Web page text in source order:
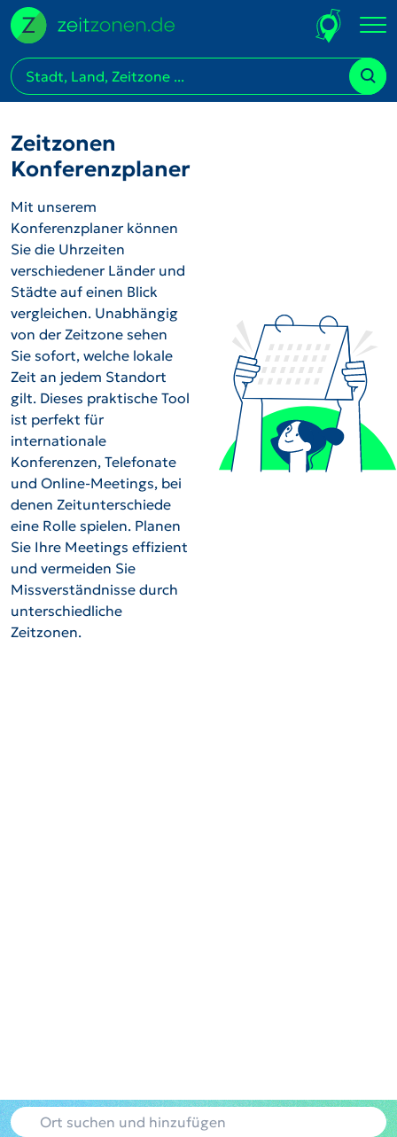
Zeitzonen
Konferenzplaner
Mit unserem
Konferenzplaner können
Sie die Uhrzeiten
verschiedener Länder und
Städte auf einen Blick
vergleichen. Unabhängig
von der Zeitzone sehen
Sie sofort, welche lokale
Zeit an jedem Standort
gilt. Dieses praktische Tool
ist perfekt für
internationale
Konferenzen, Telefonate
und Online-Meetings, bei
denen Zeitunterschiede
eine Rolle spielen. Planen
Sie Ihre Meetings effizient
und vermeiden Sie
Missverständnisse durch
unterschiedliche
Zeitzonen.